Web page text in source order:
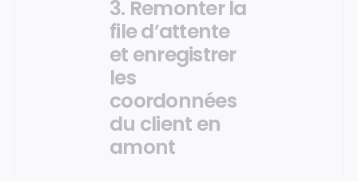
3. Remonter la
file d’attente
et enregistrer
les
coordonnées
du client en
amont